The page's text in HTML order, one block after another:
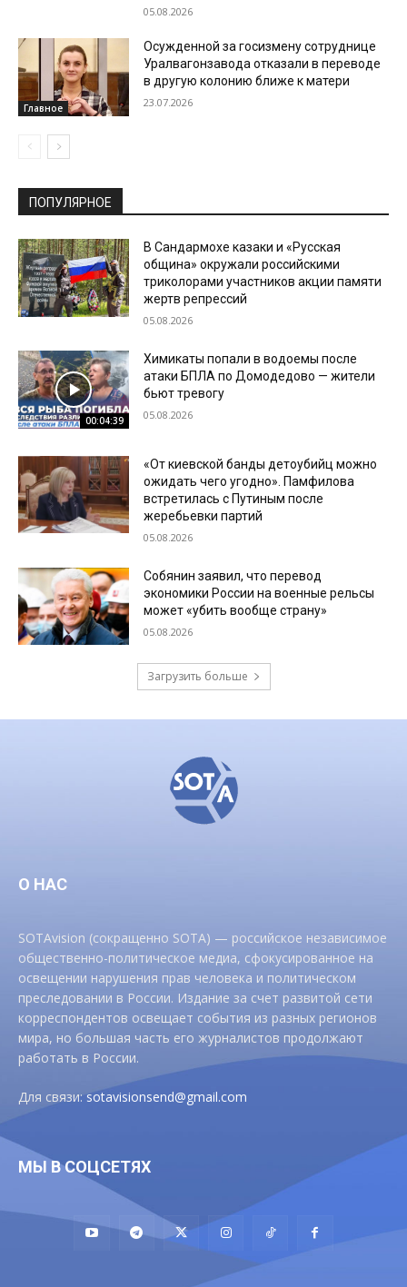
05.08.2026
Главное
Осужденной за госизмену сотруднице
Уралвагонзавода отказали в переводе
в другую колонию ближе к матери
23.07.2026
ПОПУЛЯРНОЕ
В Сандармохе казаки и «Русская
община» окружали российскими
триколорами участников акции памяти
жертв репрессий
05.08.2026
00:04:39
Химикаты попали в водоемы после
атаки БПЛА по Домодедово — жители
бьют тревогу
05.08.2026
«От киевской банды детоубийц можно
ожидать чего угодно». Памфилова
встретилась с Путиным после
жеребьевки партий
05.08.2026
Собянин заявил, что перевод
экономики России на военные рельсы
может «убить вообще страну»
05.08.2026
Загрузить больше
О НАС
SOTAvision (сокращенно SOTA) — российское независимое
общественно-политическое медиа, сфокусированное на
освещении нарушения прав человека и политическом
преследовании в России. Издание за счет развитой сети
корреспондентов освещает события из разных регионов
мира, но большая часть его журналистов продолжают
работать в России.
Для связи:sotavisionsend@gmail.com
МЫ В СОЦСЕТЯХ